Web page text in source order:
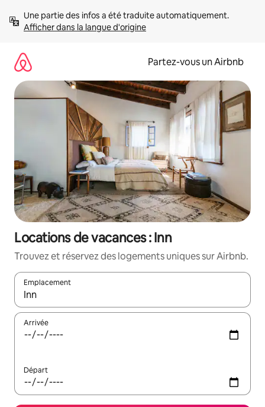
directement
Afficher dans la langue d'origine
Partez-vous un Airbnb
Locations de vacances : Inn
Trouvez et réservez des logements uniques sur Airbnb.
Emplacement
Quand les résultats sont affichés, parcourez-les en utilisant
Arrivée
Départ